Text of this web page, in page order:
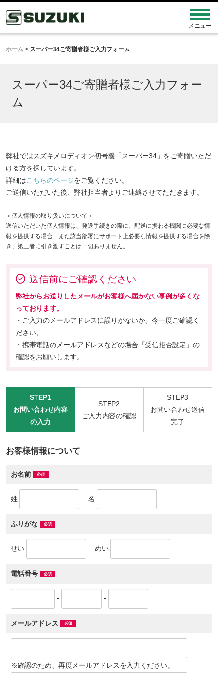
ホーム > スーパー34ご寄贈者様ご入力フォーム
スーパー34ご寄贈者様ご入力フォー
ム
弊社ではスズキメロディオン初号機「スーパー34」をご寄贈いただ
ける方を探しています。
詳細はこちらのページをご覧ください。
ご送信いただいた後、弊社担当者よりご連絡させてただきます。
＜個人情報の取り扱いについて＞
送信いただいた個人情報は、発送手続きの際に、配送に携わる機関に必要な情
報を提供する場合、また該当部署にサポート上必要な情報を提供する場合を除
き、第三者に引き渡すことは一切ありません。
送信前にご確認ください
弊社からお送りしたメールがお客様へ届かない事例が多くな
っております。
・ご入力のメールアドレスに誤りがないか、今一度ご確認く
ださい。
・携帯電話のメールアドレスなどの場合「受信拒否設定」の
確認をお願いします。
STEP1
お問い合わせ内容
の入力
STEP2
ご入力内容の確認
STEP3
お問い合わせ送信
完了
お客様情報について
お名前
姓 名
ふりがな
せい めい
電話番号
- -
メールアドレス
※確認のため、再度メールアドレスを入力ください。